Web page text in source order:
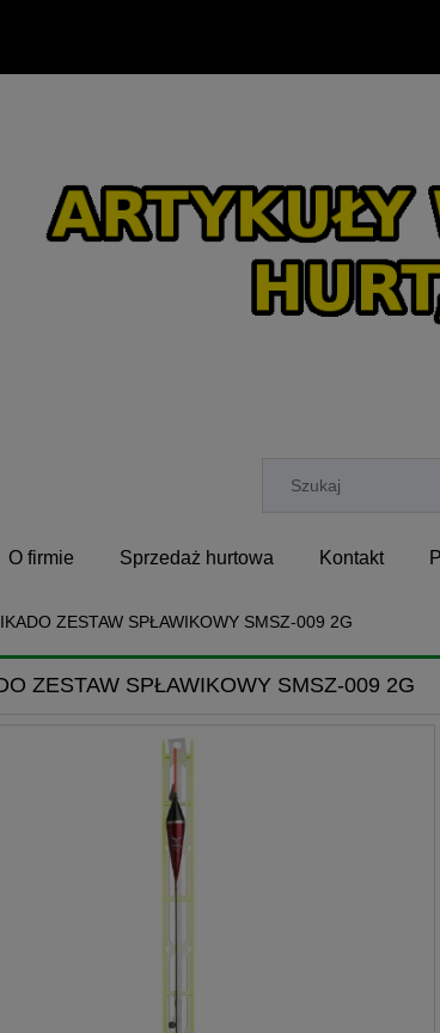
O firmie Sprzedaż hurtowa Kontakt
ZESTAW SPŁAWIKOWY SMSZ-009 2G
ZESTAW SPŁAWIKOWY SMSZ-009 2G